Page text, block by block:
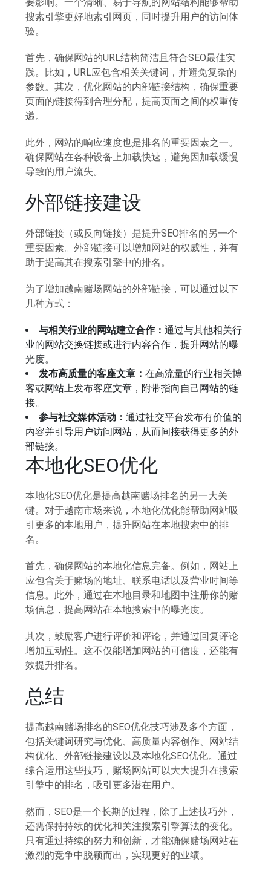
搜索引擎更好地索引网页，同时提升用户的访问体
验。
首先，确保网站的URL结构简洁且符合SEO最佳实
践。比如，URL应包含相关关键词，并避免复杂的
参数。其次，优化网站的内部链接结构，确保重要
页面的链接得到合理分配，提高页面之间的权重传
递。
此外，网站的响应速度也是排名的重要因素之一。
确保网站在各种设备上加载快速，避免因加载缓慢
导致的用户流失。
外部链接建设
外部链接（或反向链接）是提升SEO排名的另一个
重要因素。外部链接可以增加网站的权威性，并有
助于提高其在搜索引擎中的排名。
为了增加越南赌场网站的外部链接，可以通过以下
几种方式：
与相关行业的网站建立合作：通过与其他相关行
业的网站交换链接或进行内容合作，提升网站的曝
光度。
发布高质量的客座文章：在高流量的行业相关博
客或网站上发布客座文章，附带指向自己网站的链
接。
参与社交媒体活动：通过社交平台发布有价值的
内容并引导用户访问网站，从而间接获得更多的外
部链接。
本地化SEO优化
本地化SEO优化是提高越南赌场排名的另一大关
键。对于越南市场来说，本地化优化能帮助网站吸
引更多的本地用户，提升网站在本地搜索中的排
名。
首先，确保网站的本地化信息完备。例如，网站上
应包含关于赌场的地址、联系电话以及营业时间等
信息。此外，通过在本地目录和地图中注册你的赌
场信息，提高网站在本地搜索中的曝光度。
其次，鼓励客户进行评价和评论，并通过回复评论
增加互动性。这不仅能增加网站的可信度，还能有
效提升排名。
总结
提高越南赌场排名的SEO优化技巧涉及多个方面，
包括关键词研究与优化、高质量内容创作、网站结
构优化、外部链接建设以及本地化SEO优化。通过
综合运用这些技巧，赌场网站可以大大提升在搜索
引擎中的排名，吸引更多潜在用户。
然而，SEO是一个长期的过程，除了上述技巧外，
还需保持持续的优化和关注搜索引擎算法的变化。
只有通过持续的努力和创新，才能确保赌场网站在
激烈的竞争中脱颖而出，实现更好的业绩。